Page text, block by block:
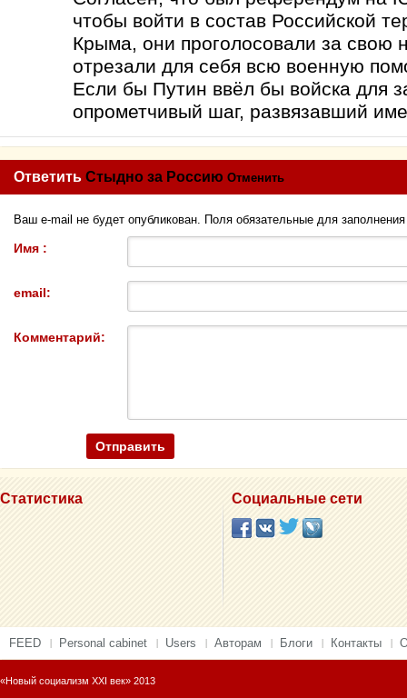
чтобы войти в состав Российской
Крыма, они проголосовали за свою
отрезали для себя всю военную
Если бы Путин ввёл бы войска для
опрометчивый шаг, развязавший
Ответить Стыдно за Россию Отменить
Ваш e-mail не будет опубликован. Поля обязательные для
Имя :
email:
Комментарий:
Статистика Социальные сети
FEED Personal cabinet Users Авторам Блоги Контакты
«Новый социализм XXI век» 2013